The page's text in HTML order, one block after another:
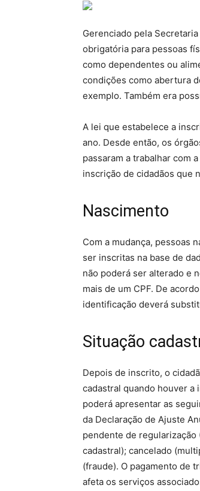
Gerenciado pela
obrigatória para pessoas
como dependentes ou
condições como abertura
exemplo. Também era
A lei que estabelece a
ano. Desde então, os
passaram a trabalhar com
inscrição de cidadãos que
Nascimento
Com a mudança, pessoas
ser inscritas na base de
não poderá ser alterado e
mais de um CPF. De
identificação deverá
Situação
Depois de inscrito, o
cadastral quando houver a
poderá apresentar as
da Declaração de Ajuste
pendente de
cadastral); cancelado
(fraude). O pagamento de
afeta os serviços